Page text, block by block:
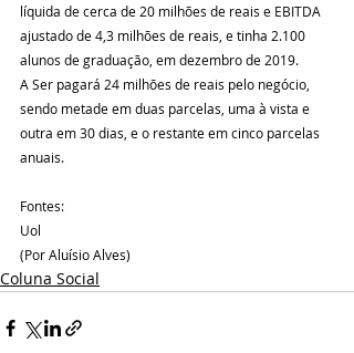
líquida de cerca de 20 milhões de reais e EBITDA
ajustado de 4,3 milhões de reais, e tinha 2.100
alunos de graduação, em dezembro de 2019.
A Ser pagará 24 milhões de reais pelo negócio,
sendo metade em duas parcelas, uma à vista e
outra em 30 dias, e o restante em cinco parcelas
anuais.
Fontes:
Uol
(Por Aluísio Alves)
Coluna Social